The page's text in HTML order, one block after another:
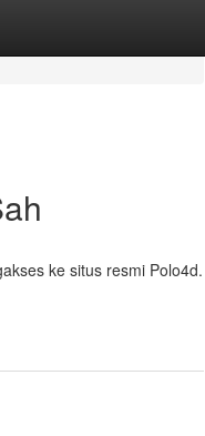
ke situs resmi Polo4d.